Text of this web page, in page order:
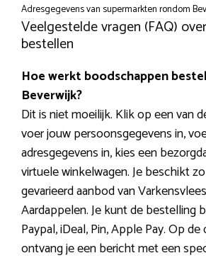
Adresgegevens van supermarkten rondom
Veelgestelde vragen (FAQ)
bestellen
Hoe werkt boodschappen
Beverwijk?
Dit is niet moeilijk. Klik op een van
voer jouw persoonsgegevens in,
adresgegevens in, kies een
virtuele winkelwagen. Je beschikt
gevarieerd aanbod van
Aardappelen. Je kunt de bestelling
Paypal, iDeal, Pin, Apple Pay. Op
ontvang je een bericht met een